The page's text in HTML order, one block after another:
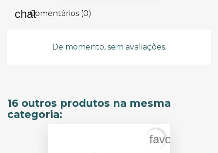
Comentários (0)
De momento, sem avaliações.
16 outros produtos na mesma
categoria: